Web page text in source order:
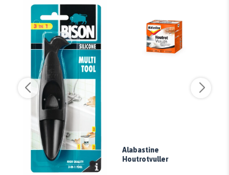
Alabastine
Houtrotvuller